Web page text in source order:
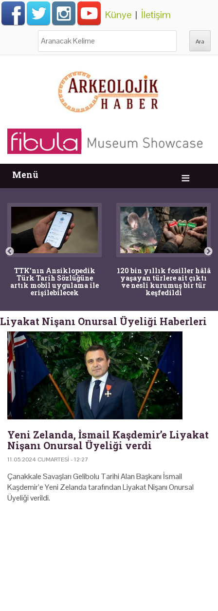
Künye | İletişim
Menü
TTK'nın Ansiklopedik
Türk Tarih Sözlüğüne
artık mobil uygulama ile
erişilebilecek
120 bin yıllık fosiller hâlâ
yaşayan türlere ait çıktı
ve nesli kurumuş bir tür
keşfedildi
Liyakat Nişanı Onursal Üyeliği Haberleri
Yeni Zelanda, İsmail Kaşdemir’e Liyakat
Nişanı Onursal Üyeliği verdi
11.05.2024 CUMARTESI - 12:27
Çanakkale Savaşları Gelibolu Tarihi Alan Başkanı İsmail
Kaşdemir’e Yeni Zelanda tarafından Liyakat Nişanı Onursal
Üyeliği verildi.